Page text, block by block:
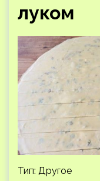
луком
Тип: Другое